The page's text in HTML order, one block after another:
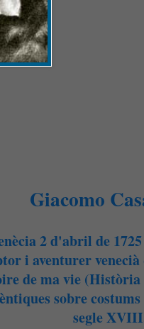
Giacomo
2 d'abril de
i aventurer
de ma vie (Història
sobre
segle